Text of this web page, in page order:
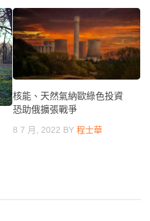
核能、天然氣納歐綠色投資
恐助俄擴張戰爭
8 7 月, 2022 BY 程士華